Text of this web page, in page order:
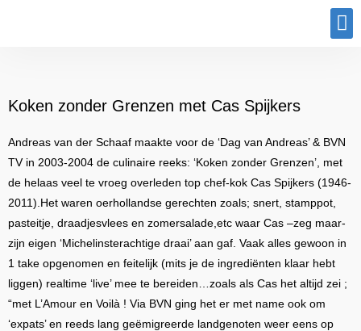
Koken zonder Grenzen met Cas Spijkers
Andreas van der Schaaf maakte voor de ‘Dag van Andreas’ & BVN
TV in 2003-2004 de culinaire reeks: ‘Koken zonder Grenzen’, met
de helaas veel te vroeg overleden top chef-kok Cas Spijkers (1946-
2011).Het waren oerhollandse gerechten zoals; snert, stamppot,
pasteitje, draadjesvlees en zomersalade,etc waar Cas –zeg maar-
zijn eigen ‘Michelinsterachtige draai’ aan gaf. Vaak alles gewoon in
1 take opgenomen en feitelijk (mits je de ingrediënten klaar hebt
liggen) realtime ‘live’ mee te bereiden…zoals als Cas het altijd zei ;
“met L’Amour en Voilà ! Via BVN ging het er met name ook om
‘expats’ en reeds lang geëmigreerde landgenoten weer eens op